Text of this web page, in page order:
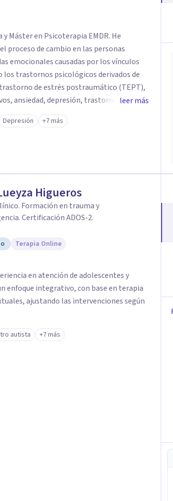
Máster en Psicoterapia EMDR. He
proceso de cambio en las personas
emocionales causadas por los vínculos
límite
de género, maltrato en ambiente
leer más
Depresión +7 más
Higueros
Formación en trauma y
Certificación ADOS-2.
Terapia Online
en atención de adolescentes y
enfoque integrativo, con base en terapia
ajustando las intervenciones según
autista +7 más